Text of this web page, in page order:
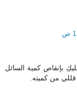
بإنقاص كمية السائل
من كميته.